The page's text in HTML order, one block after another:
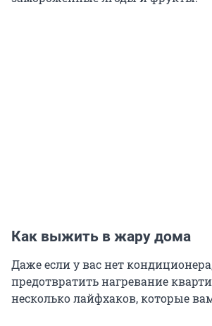
Как выжить в жару дома
Даже если у вас нет
предотвратить нагревание
несколько лайфхаков, которые